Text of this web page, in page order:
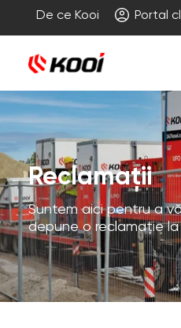
De ce Kooi Portal
Reclamații
Suntem aici pentru a
depune o reclamație la